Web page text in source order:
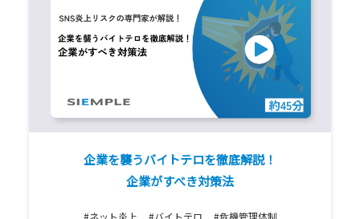
企業を襲うバイトテロを徹底解説！
企業がすべき対策法
#ネット炎上 #バイトテロ
#危機管理体制